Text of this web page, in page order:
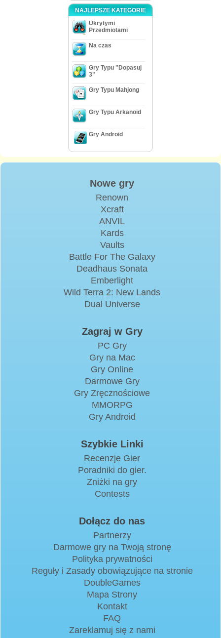
NAJLEPSZE KATEGORIE
Ukrytymi
Przedmiotami
Na czas
Gry Typu "Dopasuj
3"
Gry Typu Mahjong
Gry Typu Arkanoid
Gry Android
Nowe gry
Renown
Xcraft
ANVIL
Kards
Vaults
Battle For The Galaxy
Deadhaus Sonata
Emberlight
Wild Terra 2: New Lands
Dual Universe
Zagraj w Gry
PC Gry
Gry na Mac
Gry Online
Darmowe Gry
Gry Zręcznościowe
MMORPG
Gry Android
Szybkie Linki
Recenzje Gier
Poradniki do gier.
Zniżki na gry
Contests
Dołącz do nas
Partnerzy
Darmowe gry na Twoją stronę
Polityka prywatności
Reguły i Zasady obowiązujące na stronie
DoubleGames
Mapa Strony
Kontakt
FAQ
Zareklamuj się z nami